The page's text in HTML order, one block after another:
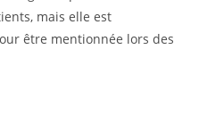
mais elle est
être mentionnée lors des